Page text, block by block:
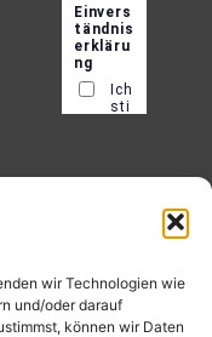
wir Technologien wie
und/oder darauf
können wir Daten